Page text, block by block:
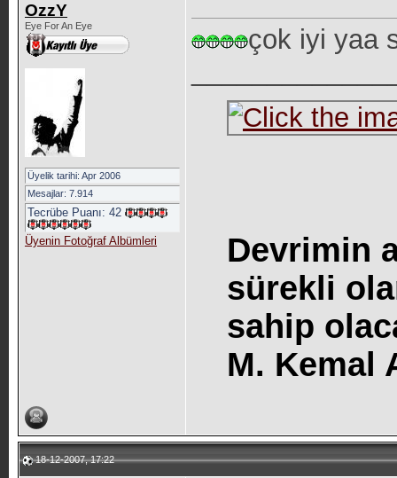
OzzY
Eye For An Eye
Üyelik tarihi: Apr 2006
Mesajlar: 7.914
Tecrübe Puanı: 42
Üyenin Fotoğraf Albümleri
çok iyi yaa
Devrimin
sürekli
sahip
M. Kemal
18-12-2007, 17:22